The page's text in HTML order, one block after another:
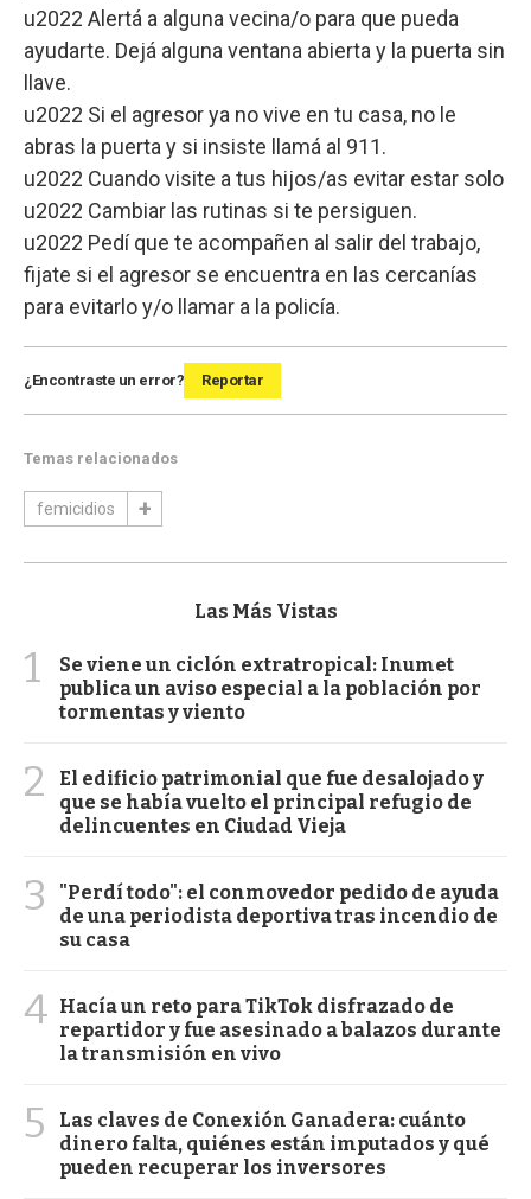
u2022 Alertá a alguna vecina/o para que pueda
ayudarte. Dejá alguna ventana abierta y la puerta sin
llave.
u2022 Si el agresor ya no vive en tu casa, no le
abras la puerta y si insiste llamá al 911.
u2022 Cuando visite a tus hijos/as evitar estar solo
u2022 Cambiar las rutinas si te persiguen.
u2022 Pedí que te acompañen al salir del trabajo,
fijate si el agresor se encuentra en las cercanías
para evitarlo y/o llamar a la policía.
¿Encontraste un error? Reportar
Temas relacionados
femicidios
Las Más Vistas
1
Se viene un ciclón extratropical: Inumet
publica un aviso especial a la población por
tormentas y viento
2
El edificio patrimonial que fue desalojado y
que se había vuelto el principal refugio de
delincuentes en Ciudad Vieja
3
"Perdí todo": el conmovedor pedido de ayuda
de una periodista deportiva tras incendio de
su casa
4 Hacía un reto para TikTok disfrazado de
repartidor y fue asesinado a balazos durante
la transmisión en vivo
5
Las claves de Conexión Ganadera: cuánto
dinero falta, quiénes están imputados y qué
pueden recuperar los inversores